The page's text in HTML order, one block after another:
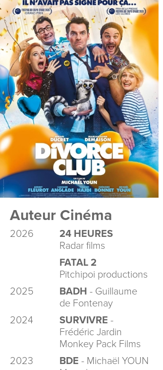
Auteur Cinéma
2026
24 HEURES
Radar films
FATAL 2
Pitchipoi productions
2025
BADH - Guillaume
de Fontenay
2024
SURVIVRE -
Frédéric Jardin
Monkey Pack Films
2023
BDE - Michaël YOUN